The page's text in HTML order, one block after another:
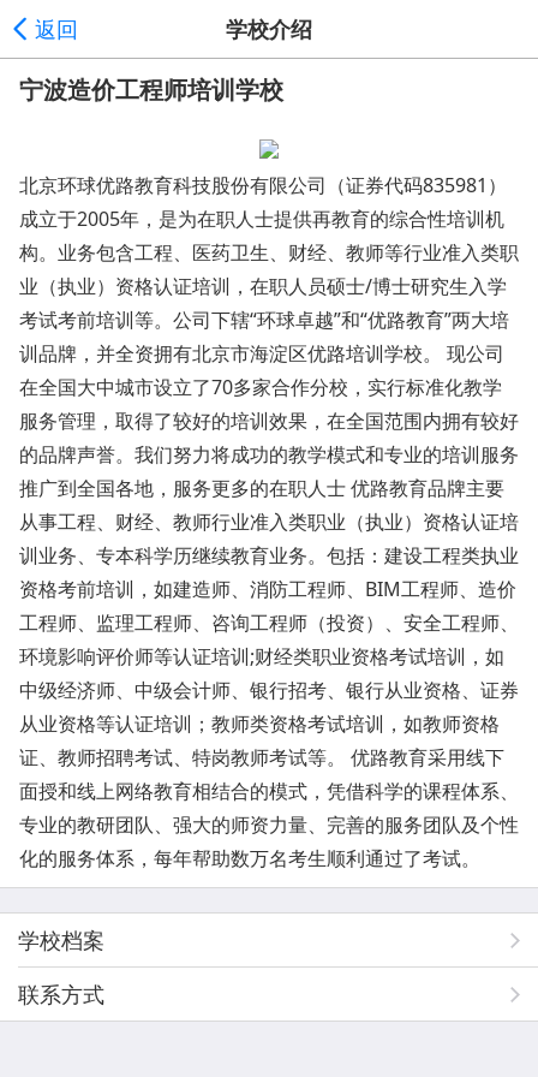
返回 学校介绍
宁波造价工程师培训学校
北京环球优路教育科技股份有限公司（证券代码835981）
成立于2005年，是为在职人士提供再教育的综合性培训机
构。业务包含工程、医药卫生、财经、教师等行业准入类职
业（执业）资格认证培训，在职人员硕士/博士研究生入学
考试考前培训等。公司下辖“环球卓越”和“优路教育”两大培
训品牌，并全资拥有北京市海淀区优路培训学校。 现公司
在全国大中城市设立了70多家合作分校，实行标准化教学
服务管理，取得了较好的培训效果，在全国范围内拥有较好
的品牌声誉。我们努力将成功的教学模式和专业的培训服务
推广到全国各地，服务更多的在职人士 优路教育品牌主要
从事工程、财经、教师行业准入类职业（执业）资格认证培
训业务、专本科学历继续教育业务。包括：建设工程类执业
资格考前培训，如建造师、消防工程师、BIM工程师、造价
工程师、监理工程师、咨询工程师（投资）、安全工程师、
环境影响评价师等认证培训;财经类职业资格考试培训，如
中级经济师、中级会计师、银行招考、银行从业资格、证券
从业资格等认证培训；教师类资格考试培训，如教师资格
证、教师招聘考试、特岗教师考试等。 优路教育采用线下
面授和线上网络教育相结合的模式，凭借科学的课程体系、
专业的教研团队、强大的师资力量、完善的服务团队及个性
化的服务体系，每年帮助数万名考生顺利通过了考试。
学校档案
联系方式